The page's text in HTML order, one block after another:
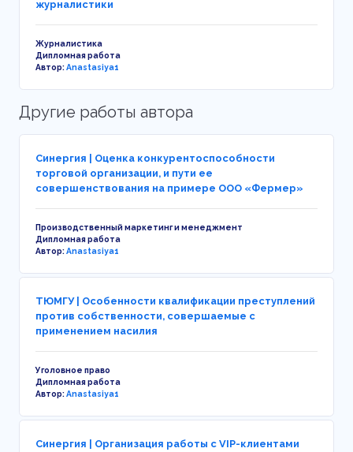
журналистики
Журналистика
Дипломная работа
Автор:Anastasiya1
Другие работы автора
Синергия | Оценка конкурентоспособности
торговой организации, и пути ее
совершенствования на примере ООО «Фермер»
Производственный маркетинг и менеджмент
Дипломная работа
Автор:Anastasiya1
ТЮМГУ | Особенности квалификации преступлений
против собственности, совершаемые с
применением насилия
Уголовное право
Дипломная работа
Автор:Anastasiya1
Синергия | Организация работы с VIP-клиентами